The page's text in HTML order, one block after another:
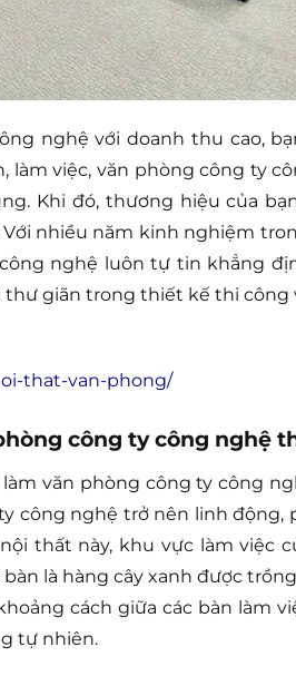
nghệ với doanh thu cao,
việc, văn phòng công ty
Khi đó, thương hiệu của
nhiều năm kinh nghiệm
nghệ luôn tự tin khẳng
giãn trong thiết kế thi công
that-van-phong/
công ty công nghệ
văn phòng công ty công
công nghệ trở nên linh động,
thất này, khu vực làm việc
là hàng cây xanh được
cách giữa các bàn làm
tự nhiên.